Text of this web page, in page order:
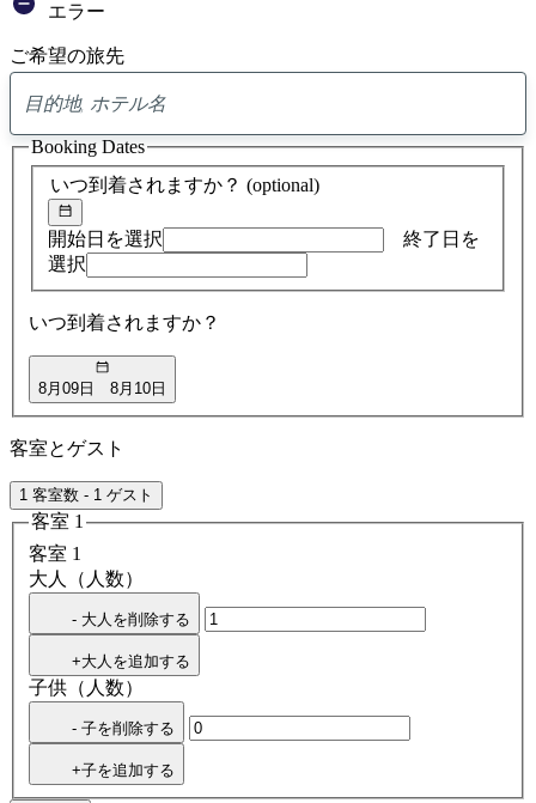
エラー
ご希望の旅先
ア
ド
バ
イ
検
索
いつ到着されますか？ (optional)
開始日を選択
終了日を
選択
いつ到着されますか？
8月09日 8月10日
Booking Dates
客室とゲスト
1 客室数 - 1 ゲスト
客室 1
客室 1
大人（人数）
- 大人を削除する
+大人を追加する
子供（人数）
- 子を削除する
+子を追加する